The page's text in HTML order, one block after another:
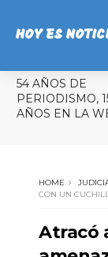
HOY ES
54 AÑOS DE
PERIODISMO,
AÑOS EN LA
HOME
CON UN
Atracó